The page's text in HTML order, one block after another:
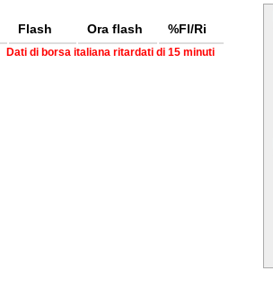
Flash Ora flash %Fl/Ri
Dati di borsa italiana ritardati di 15 minuti